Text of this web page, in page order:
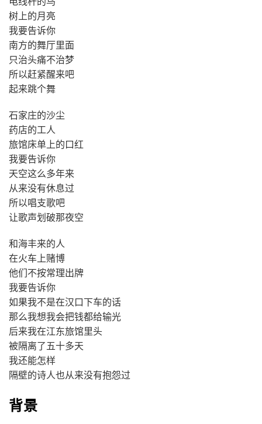
树上的月亮
我要告诉你
南方的舞厅里面
只治头痛不治梦
所以赶紧醒来吧
起来跳个舞
石家庄的沙尘
药店的工人
旅馆床单上的口红
我要告诉你
天空这么多年来
从来没有休息过
所以唱支歌吧
让歌声划破那夜空
和海丰来的人
在火车上赌博
他们不按常理出牌
我要告诉你
如果我不是在汉口下车的话
那么我想我会把钱都给输光
后来我在江东旅馆里头
被隔离了五十多天
我还能怎样
隔壁的诗人也从来没有抱怨过
背景